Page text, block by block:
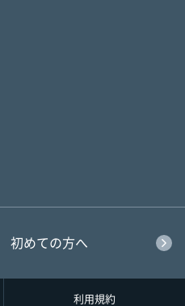
初めての方へ
利用規約